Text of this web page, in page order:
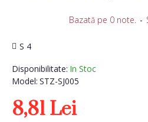
Disponibilitate: In Stoc
Model: STZ-SJ005
S 4
Bazată pe 0 note. -
8,81 Lei